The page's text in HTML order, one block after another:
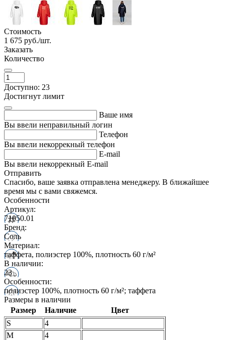
Стоимость
1 675 руб./шт.
Заказать
Количество
Доступно: 23
Достигнут лимит
Ваше имя
Вы ввели неправильный логин
Телефон
Вы ввели некоррекный телефон
E-mail
Вы ввели некоррекный E-mail
Отправить
Спасибо, ваше заявка отправлена менеджеру. В ближайшее
время мы с вами свяжемся.
Особенности
Артикул:
71050.01
Бренд:
Соль
Материал:
таффета, полиэстер 100%, плотность 60 г/м²
В наличии:
23
Особенности:
полиэстер 100%, плотность 60 г/м²; таффета
Размеры в наличии
Размер
Наличие
Цвет
S
4
M
4